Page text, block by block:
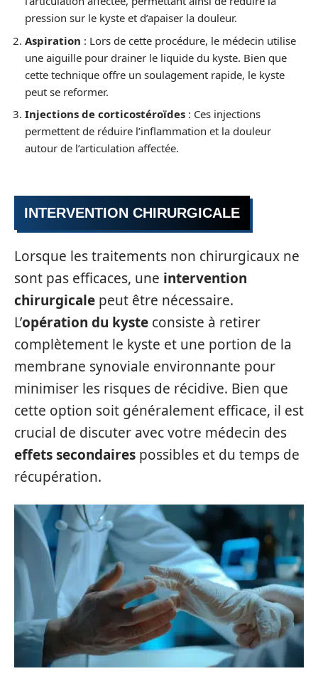
pression sur le kyste et d’apaiser la douleur.
Aspiration : Lors de cette procédure, le médecin utilise
une aiguille pour drainer le liquide du kyste. Bien que
cette technique offre un soulagement rapide, le kyste
peut se reformer.
Injections de corticostéroïdes : Ces injections
permettent de réduire l’inflammation et la douleur
autour de l’articulation affectée.
INTERVENTION CHIRURGICALE
Lorsque les traitements non chirurgicaux ne
sont pas efficaces, une intervention
chirurgicale peut être nécessaire.
L’opération du kyste consiste à retirer
complètement le kyste et une portion de la
membrane synoviale environnante pour
minimiser les risques de récidive. Bien que
cette option soit généralement efficace, il est
crucial de discuter avec votre médecin des
effets secondaires possibles et du temps de
récupération.